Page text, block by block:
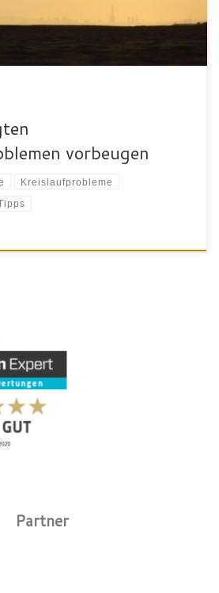
Je älter […]
vorbeugen
Kreislaufprobleme
Partner